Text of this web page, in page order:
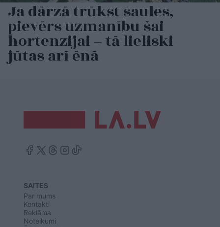
Ja dārzā trūkst saules,
pievērs uzmanību šai
hortenzijai – tā lieliski
jūtas arī ēnā
SAITES
Par mums
Kontakti
Reklāma
Noteikumi